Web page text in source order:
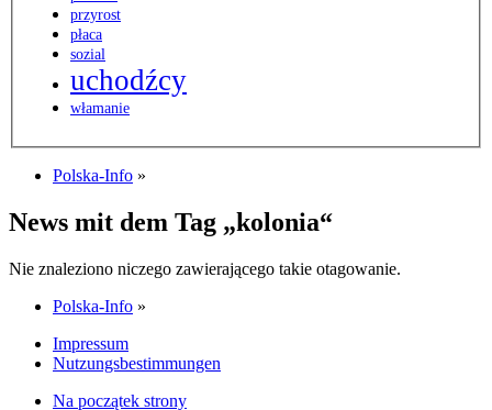
przyrost
płaca
sozial
uchodźcy
włamanie
Polska-Info »
News mit dem Tag „kolonia“
Nie znaleziono niczego zawierającego takie otagowanie.
Polska-Info »
Impressum
Nutzungsbestimmungen
Na początek strony